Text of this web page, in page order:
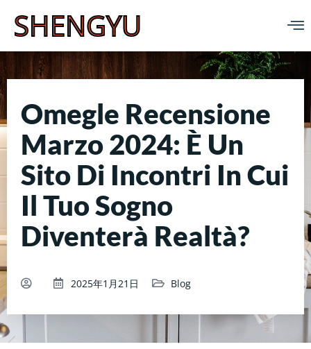
SHENGYU
Omegle Recensione
Marzo 2024: È Un
Sito Di Incontri In Cui
Il Tuo Sogno
Diventerà Realtà?
2025年1月21日 Blog